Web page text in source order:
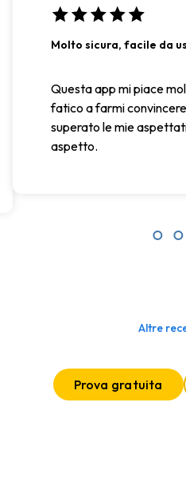
Molto sicura, facile da
Questa app mi piace
fatico a farmi
superato le mie
aspetto.
Altre
Prova gratuita